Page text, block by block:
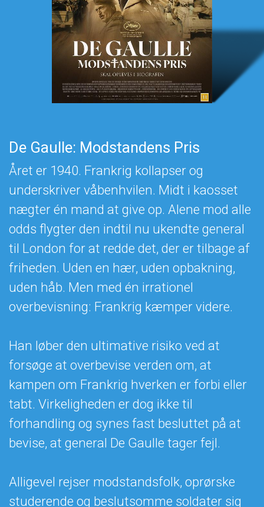
De Gaulle: Modstandens Pris
Året er 1940. Frankrig kollapser og
underskriver våbenhvilen. Midt i kaosset
nægter én mand at give op. Alene mod alle
odds flygter den indtil nu ukendte general
til London for at redde det, der er tilbage af
friheden. Uden en hær, uden opbakning,
uden håb. Men med én irrationel
overbevisning: Frankrig kæmper videre.
Han løber den ultimative risiko ved at
forsøge at overbevise verden om, at
kampen om Frankrig hverken er forbi eller
tabt. Virkeligheden er dog ikke til
forhandling og synes fast besluttet på at
bevise, at general De Gaulle tager fejl.
Alligevel rejser modstandsfolk, oprørske
studerende og beslutsomme soldater sig